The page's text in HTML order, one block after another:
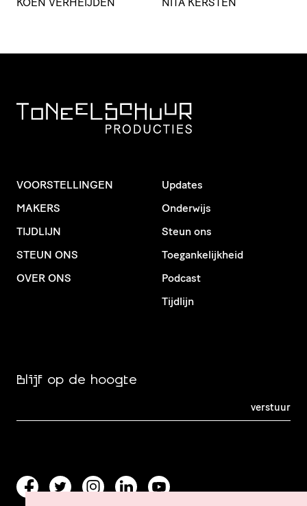
VOORSTELLINGEN
MAKERS
TIJDLIJN
STEUN ONS
OVER ONS
Updates
Onderwijs
Steun ons
Toegankelijkheid
Podcast
Tijdlijn
Blijf op de hoogte